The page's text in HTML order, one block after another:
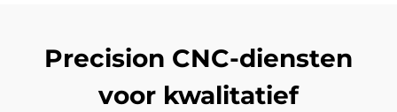
Precision CNC-diensten
voor kwalitatief